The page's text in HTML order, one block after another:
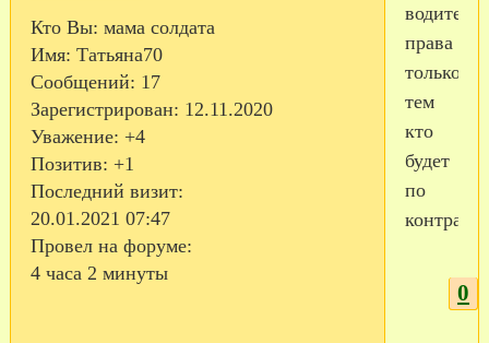
Кто Вы: мама солдата
Имя: Татьяна70
Сообщений: 17
Зарегистрирован: 12.11.2020
Уважение: +4
Позитив: +1
Последний визит:
20.01.2021 07:47
Провел на форуме:
4 часа 2 минуты
права
только
тем
кто
будет
по
контракту
0